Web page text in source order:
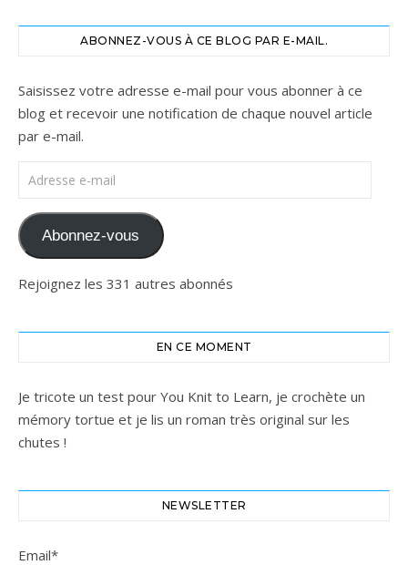
ABONNEZ-VOUS À CE BLOG PAR E-MAIL.
Saisissez votre adresse e-mail pour vous abonner à ce
blog et recevoir une notification de chaque nouvel article
par e-mail.
Adresse e-mail
Abonnez-vous
Rejoignez les 331 autres abonnés
EN CE MOMENT
Je tricote un test pour You Knit to Learn, je crochète un
mémory tortue et je lis un roman très original sur les
chutes !
NEWSLETTER
Email*